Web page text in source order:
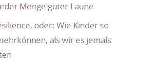
Menge guter Laune
oder: Wie Kinder so
als wir es jemals